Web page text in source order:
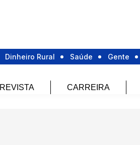
Dinheiro Rural Saúde Gente
REVISTA CARREIRA